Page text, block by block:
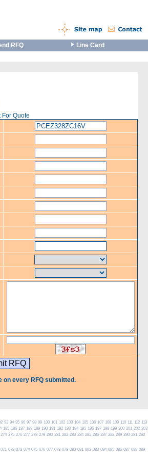
RFQ Line Card
For Quote
on every RFQ submitted.
93 94 95 96 97 98 99 100 101 102 103 104 105 106 107 108 109 110 111 112 113
185 186 187 188 189 190 191 192 193 194 195 196 197 198 199 200 201 202 203
274 275 276 277 278 279 280 281 282 283 284 285 286 287 288 289 290 291 292
071 072 073 074 075 076 077 078 079 080 081 082 083 084 085 086 087 088 089